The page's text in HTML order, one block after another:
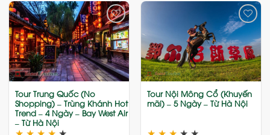
Add
to
wishlist
Tour Trung Quốc (No
Shopping) – Trùng Khánh Hot
Trend – 4 Ngày – Bay West Air
– Từ Hà Nội
Add
to
wishlist
Tour Nội Mông Cổ (Khuyến
mãi) – 5 Ngày – Từ Hà Nội